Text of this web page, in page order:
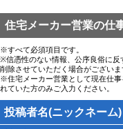
住宅メーカー営業の仕
※すべて必須項目です。
※信憑性のない情報、公序良俗に反
削除させていただく場合がございま
※住宅メーカー営業として現在仕
れていた方のみご入力ください。
投稿者名(ニックネーム)